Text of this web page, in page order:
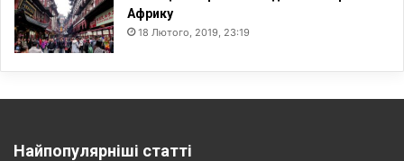
Африку
18 Лютого, 2019, 23:19
Найпопулярніші статті